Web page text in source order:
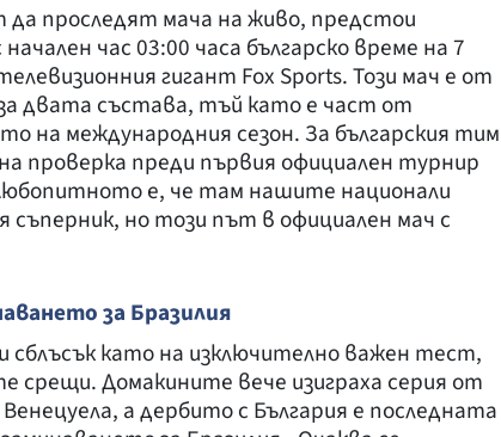
да проследят мача на живо, предстои
час 03:00 часа българско време на 7
гигант Fox Sports. Този мач е от
двата състава, тъй като е част от
на международния сезон. За българския тим
проверка преди първия официален турнир
е, че там нашите национали
но този път в официален мач с
за Бразилия
като на изключително важен тест,
Домакините вече изиграха серия от
а дербито с България е последната